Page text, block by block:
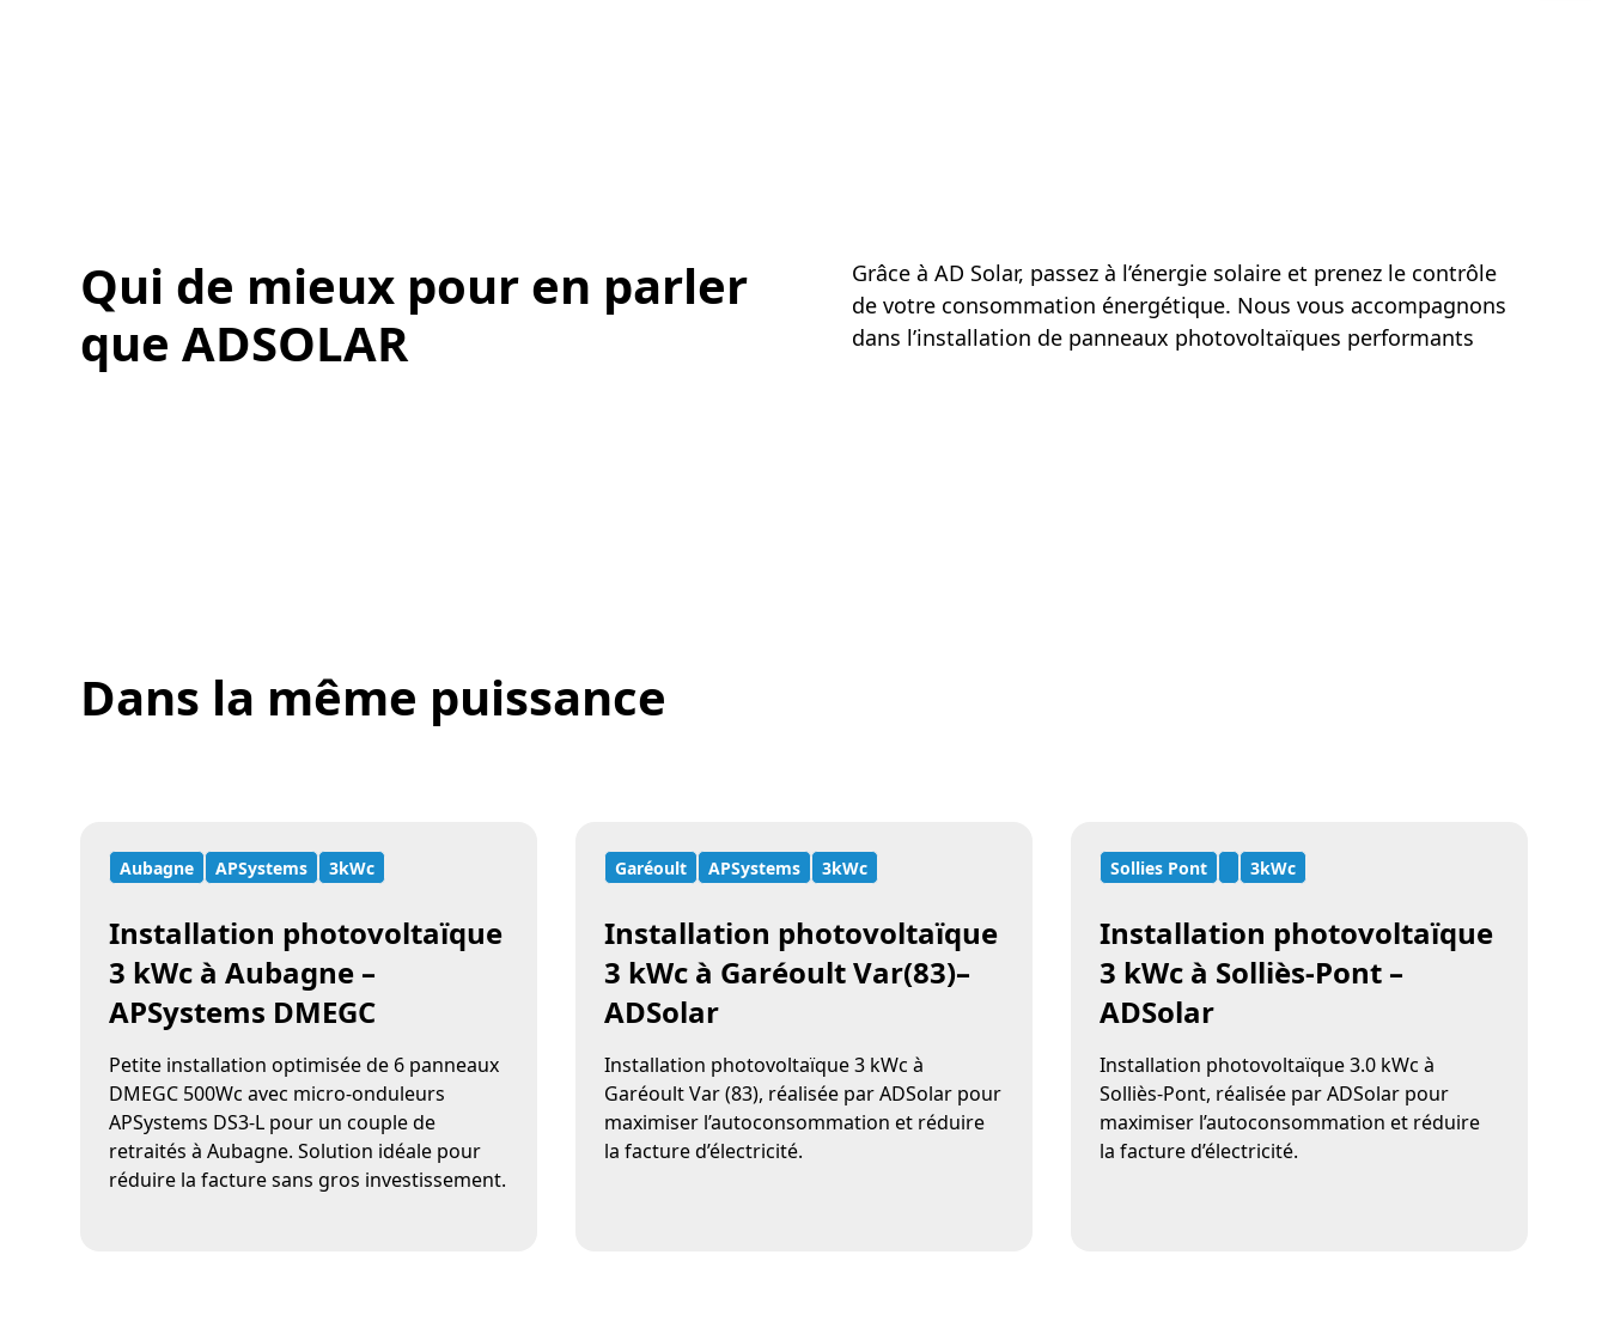
Qui de mieux pour en parler
que ADSOLAR
Grâce à AD Solar, passez à l’énergie solaire et prenez le contrôle
de votre consommation énergétique. Nous vous accompagnons
dans l’installation de panneaux photovoltaïques performants
Dans la même puissance
Aubagne APSystems 3kWc
Installation photovoltaïque
3 kWc à Aubagne –
APSystems DMEGC
Petite installation optimisée de 6 panneaux
DMEGC 500Wc avec micro-onduleurs
APSystems DS3-L pour un couple de
retraités à Aubagne. Solution idéale pour
réduire la facture sans gros investissement.
Garéoult APSystems 3kWc
Installation photovoltaïque
3 kWc à Garéoult Var(83)–
ADSolar
Installation photovoltaïque 3 kWc à
Garéoult Var (83), réalisée par ADSolar pour
maximiser l’autoconsommation et réduire
la facture d’électricité.
Sollies Pont 3kWc
Installation photovoltaïque
3 kWc à Solliès-Pont –
ADSolar
Installation photovoltaïque 3.0 kWc à
Solliès-Pont, réalisée par ADSolar pour
maximiser l’autoconsommation et réduire
la facture d’électricité.